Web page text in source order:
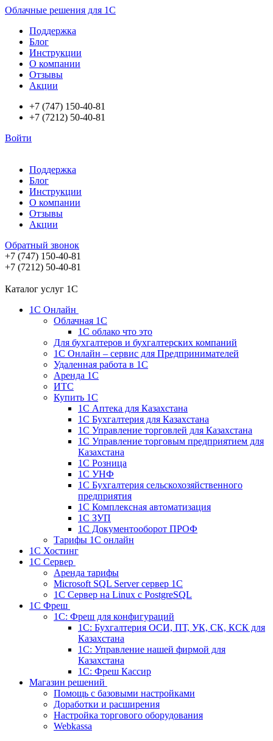
Облачные решения для 1С
Поддержка
Блог
Инструкции
О компании
Отзывы
Акции
+7 (747) 150-40-81
+7 (7212) 50-40-81
Войти
Поддержка
Блог
Инструкции
О компании
Отзывы
Акции
Обратный звонок
+7 (747) 150-40-81
+7 (7212) 50-40-81
Каталог услуг 1С
1С Онлайн
Облачная 1С
1C облако что это
Для бухгалтеров и бухгалтерских компаний
1C Онлайн – сервис для Предпринимателей
Удаленная работа в 1С
Аренда 1С
ИТС
Купить 1С
1С Аптека для Казахстана
1С Бухгалтерия для Казахстана
1С Управление торговлей для Казахстана
1С Управление торговым предприятием для
Казахстана
1С Розница
1С УНФ
1С Бухгалтерия сельскохозяйственного
предприятия
1С Комплексная автоматизация
1С ЗУП
1С Документооборот ПРОФ
Тарифы 1С онлайн
1С Хостинг
1С Сервер
Аренда тарифы
Microsoft SQL Server сервер 1С
1С Сервер на Linux c PostgreSQL
1С Фреш
1С: Фреш для конфигураций
1С: Бухгалтерия ОСИ, ПТ, УК, СК, КСК для
Казахстана
1С: Управление нашей фирмой для
Казахстана
1С: Фреш Кассир
Магазин решений
Помощь с базовыми настройками
Доработки и расширения
Настройка торгового оборудования
Webkassa